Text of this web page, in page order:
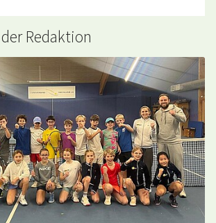
Redaktion